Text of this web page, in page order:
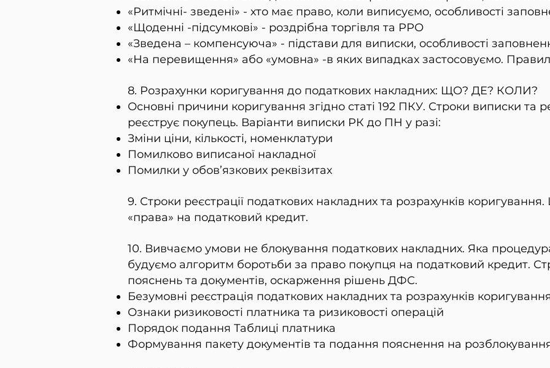
«Ритмічні- зведені» - хто має право, коли виписуємо, особливості
«Щоденні -підсумкові» - роздрібна торгівля та РРО
«Зведена – компенсуюча» - підстави для виписки, особливості
«На перевищення» або «умовна» -в яких випадках застосовуємо.
8. Розрахунки коригування до податкових накладних: ЩО? ДЕ? КОЛИ?
Основні причини коригування згідно статі 192 ПКУ. Строки виписки та
реєструє покупець. Варіанти виписки РК до ПН у разі:
Зміни ціни, кількості, номенклатури
Помилково виписаної накладної
Помилки у обов’язкових реквізитах
9. Строки реєстрації податкових накладних та розрахунків
«права» на податковий кредит.
10. Вивчаємо умови не блокування податкових накладних. Яка
будуємо алгоритм боротьби за право покупця на податковий кредит.
пояснень та документів, оскарження рішень ДФС.
Безумовні реєстрація податкових накладних та розрахунків
Ознаки ризиковості платника та ризиковості операцій
Порядок подання Таблиці платника
Формування пакету документів та подання пояснення на